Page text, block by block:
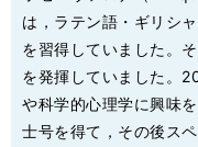
は，ラテン語・ギリシ
を習得していました。
を発揮していました。
や科学的心理学に興味
士号を得て，その後ス